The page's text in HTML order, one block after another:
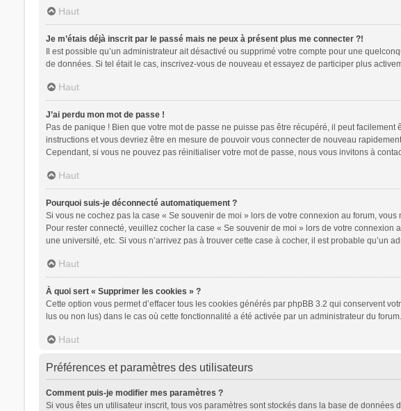
Haut
Je m’étais déjà inscrit par le passé mais ne peux à présent plus me connecter ?!
Il est possible qu’un administrateur ait désactivé ou supprimé votre compte pour une
de données. Si tel était le cas, inscrivez-vous de nouveau et essayez de participer plus
Haut
J’ai perdu mon mot de passe !
Pas de panique ! Bien que votre mot de passe ne puisse pas être récupéré, il peut
instructions et vous devriez être en mesure de pouvoir vous connecter de nouveau
Cependant, si vous ne pouvez pas réinitialiser votre mot de passe, nous vous invitons à
Haut
Pourquoi suis-je déconnecté automatiquement ?
Si vous ne cochez pas la case « Se souvenir de moi » lors de votre connexion au forum,
Pour rester connecté, veuillez cocher la case « Se souvenir de moi » lors de votre
une université, etc. Si vous n’arrivez pas à trouver cette case à cocher, il est probable qu’un
Haut
À quoi sert « Supprimer les cookies » ?
Cette option vous permet d’effacer tous les cookies générés par phpBB 3.2 qui conservent
lus ou non lus) dans le cas où cette fonctionnalité a été activée par un administrateur du
Haut
Préférences et paramètres des utilisateurs
Comment puis-je modifier mes paramètres ?
Si vous êtes un utilisateur inscrit, tous vos paramètres sont stockés dans la base de